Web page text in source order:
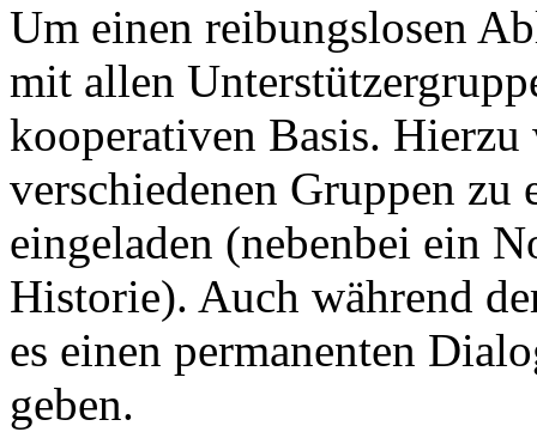
Um einen reibungslosen
mit allen
kooperativen Basis.
verschiedenen Gruppen zu
eingeladen (nebenbei ein
Historie). Auch während
es einen permanenten
geben.